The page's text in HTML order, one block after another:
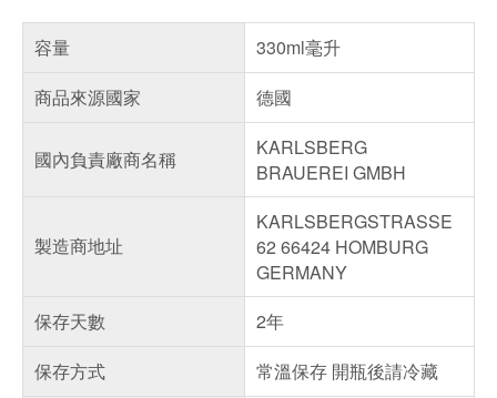
容量
330ml毫升
商品來源國家
德國
國內負責廠商名稱
KARLSBERG
BRAUEREI GMBH
製造商地址
KARLSBERGSTRASSE
62 66424 HOMBURG
GERMANY
保存天數
2年
保存方式
常溫保存 開瓶後請冷藏